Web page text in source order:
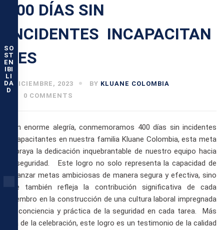
SO
ST
EN
IBI
LI
DA
D
400 DÍAS SIN
INCIDENTES INCAPACITAN
TES
5 DICIEMBRE, 2023 BY KLUANE COLOMBIA
0 COMMENTS
Con enorme alegría, conmemoramos 400 días sin incidentes
incapacitantes en nuestra familia Kluane Colombia, esta meta
subraya la dedicación inquebrantable de nuestro equipo hacia
la seguridad. Este logro no solo representa la capacidad de
alcanzar metas ambiciosas de manera segura y efectiva, sino
que también refleja la contribución significativa de cada
miembro en la construcción de una cultura laboral impregnada
de conciencia y práctica de la seguridad en cada tarea. Más
allá de la celebración, este logro es un testimonio de la calidad